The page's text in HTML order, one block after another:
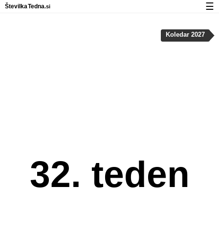
32. teden
Koledar 2027
ŠtevilkaTedna.si ☰